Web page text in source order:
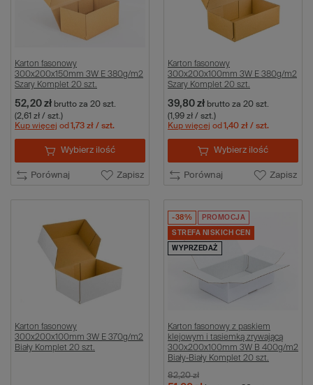
Karton fasonowy
300x200x150mm 3W E 380g/m2
Szary Komplet 20 szt.
52,20 zł brutto za 20 szt.
(2,61 zł / szt.)
Kup więcej od 1,73 zł / szt.
Porównaj Zapisz
Wybierz ilość
Karton fasonowy
300x200x100mm 3W E 380g/m2
Szary Komplet 20 szt.
39,80 zł brutto za 20 szt.
(1,99 zł / szt.)
Kup więcej od 1,40 zł / szt.
Porównaj Zapisz
Wybierz ilość
Karton fasonowy
300x200x100mm 3W E 370g/m2
Biały Komplet 20 szt.
-38% PROMOCJA
STREFA NISKICH CEN
WYPRZEDAŻ
Karton fasonowy z paskiem
klejowym i tasiemką zrywającą
300x200x100mm 3W B 400g/m2
Biały-Biały Komplet 20 szt.
82,20 zł